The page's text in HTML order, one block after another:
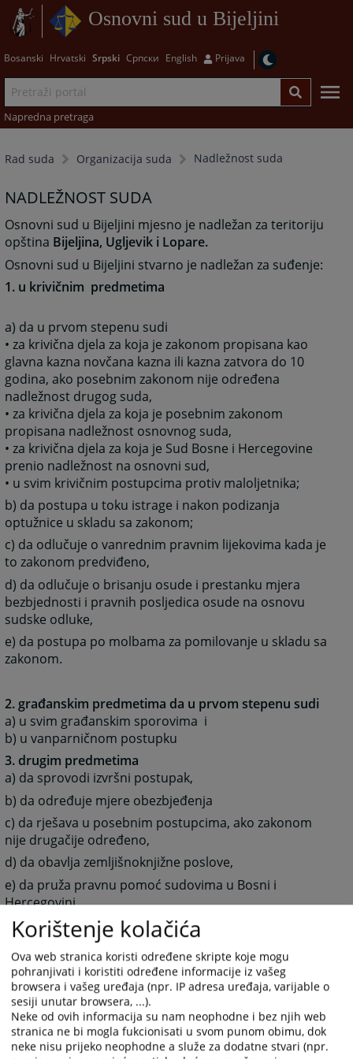
Osnovni sud u Bijeljini
Bosanski Hrvatski Srpski Српски English Prijava
Napredna pretraga
Rad suda Organizacija suda Nadležnost suda
NADLEŽNOST SUDA
Osnovni sud u Bijeljini mjesno je nadležan za teritoriju
opština Bijeljina, Ugljevik i Lopare.
Osnovni sud u Bijeljini stvarno je nadležan za suđenje:
1. u krivičnim predmetima
a) da u prvom stepenu sudi
• za krivična djela za koja je zakonom propisana kao
glavna kazna novčana kazna ili kazna zatvora do 10
godina, ako posebnim zakonom nije određena
nadležnost drugog suda,
• za krivična djela za koja je posebnim zakonom
propisana nadležnost osnovnog suda,
• za krivična djela za koja je Sud Bosne i Hercegovine
prenio nadležnost na osnovni sud,
• u svim krivičnim postupcima protiv maloljetnika;
b) da postupa u toku istrage i nakon podizanja
optužnice u skladu sa zakonom;
c) da odlučuje o vanrednim pravnim lijekovima kada je
to zakonom predviđeno,
d) da odlučuje o brisanju osude i prestanku mjera
bezbjednosti i pravnih posljedica osude na osnovu
sudske odluke,
e) da postupa po molbama za pomilovanje u skladu sa
zakonom.
2. građanskim predmetima da u prvom stepenu sudi
a) u svim građanskim sporovima i
b) u vanparničnom postupku
3. drugim predmetima
a) da sprovodi izvršni postupak,
b) da određuje mjere obezbjeđenja
c) da rješava u posebnim postupcima, ako zakonom
nije drugačije određeno,
d) da obavlja zemljišnoknjižne poslove,
e) da pruža pravnu pomoć sudovima u Bosni i
Hercegovini
f) da vrši poslove međunarodne pravne pomoći, ako
zakonom nije određeno da neke od tih poslova vrši
Okružni sud,
g) da vrši druge poslove određene zakonom.
Nadležnost, unutrašnje uređenje i rad suda regulisani
su Zakonom o sudovima Republike Srpske („Službeni
Korištenje kolačića
Ova web stranica koristi određene skripte koje mogu
pohranjivati i koristiti određene informacije iz vašeg
browsera i vašeg uređaja (npr. IP adresa uređaja, varijable o
sesiji unutar browsera, ...).
Neke od ovih informacija su nam neophodne i bez njih web
stranica ne bi mogla fukcionisati u svom punom obimu, dok
neke nisu prijeko neophodne a služe za dodatne stvari (npr.